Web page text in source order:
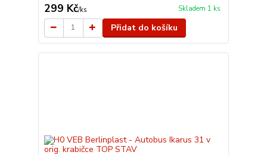
299 Kč/ks Skladem 1 ks
Přidat do košíku